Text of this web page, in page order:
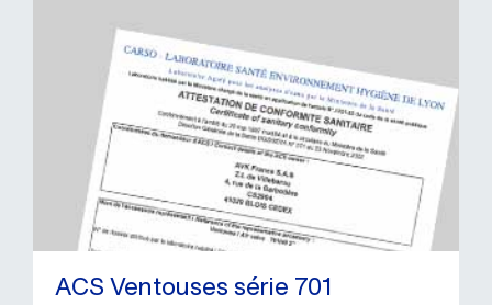
ACS Ventouses série 701